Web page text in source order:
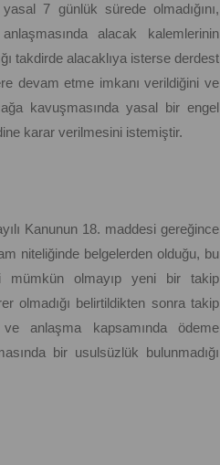
7 günlük sürede olmadığını,
alacak kalemlerinin
takdirde alacaklıya isterse derdest
devam etme imkanı verildiğini ve
kavuşmasında yasal bir engel
karar verilmesini istemiştir.
Kanunun 18. maddesi gereğince
niteliğinde belgelerden olduğu, bu
mümkün olmayıp yeni bir takip
olmadığı belirtildikten sonra takip
anlaşma kapsamında ödeme
bir usulsüzlük bulunmadığı